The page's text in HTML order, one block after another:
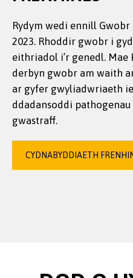
Rydym wedi ennill
2023. Rhoddir gwobr i
eithriadol i’r genedl.
derbyn gwobr am waith
ar gyfer gwyliadwriaeth
ddadansoddi
gwastraff.
CYDNABYDDIAETH